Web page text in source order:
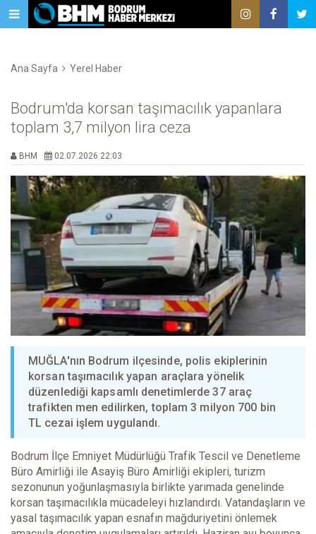
Ana Sayfa Yerel Haber
Bodrum'da korsan taşımacılık yapanlara
toplam 3,7 milyon lira ceza
BHM 02.07.2026 22:03
MUĞLA'nın Bodrum ilçesinde, polis ekiplerinin
korsan taşımacılık yapan araçlara yönelik
düzenlediği kapsamlı denetimlerde 37 araç
trafikten men edilirken, toplam 3 milyon 700 bin
TL cezai işlem uygulandı.
Bodrum İlçe Emniyet Müdürlüğü Trafik Tescil ve Denetleme
Büro Amirliği ile Asayiş Büro Amirliği ekipleri, turizm
sezonunun yoğunlaşmasıyla birlikte yarımada genelinde
korsan taşımacılıkla mücadeleyi hızlandırdı. Vatandaşların ve
yasal taşımacılık yapan esnafın mağduriyetini önlemek